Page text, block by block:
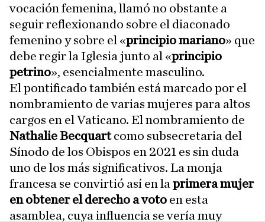
vocación femenina, llamó no obstante a
seguir reflexionando sobre el diaconado
femenino y sobre el «principio mariano» que
debe regir la Iglesia junto al «principio
petrino», esencialmente masculino.
El pontificado también está marcado por el
nombramiento de varias mujeres para altos
cargos en el Vaticano. El nombramiento de
Nathalie Becquartcomo subsecretaria del
Sínodo de los Obispos en 2021 es sin duda
uno de los más significativos. La monja
francesa se convirtió así en la primera mujer
en obtener el derecho a voto en esta
asamblea, cuya influencia se vería muy